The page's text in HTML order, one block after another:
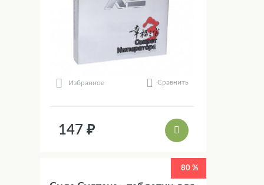
Избранное Сравнить
147 ₽
80 %